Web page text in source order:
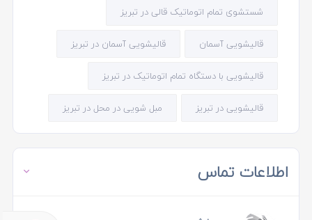
شستشوی تمام اتوماتیک قالی در تبریز
قالیشویی آسمان قالیشویی آسمان در تبریز
قالیشویی با دستگاه تمام اتوماتیک در تبریز
قالیشویی در تبریز مبل شویی در محل در تبریز
اطلاعات تماس